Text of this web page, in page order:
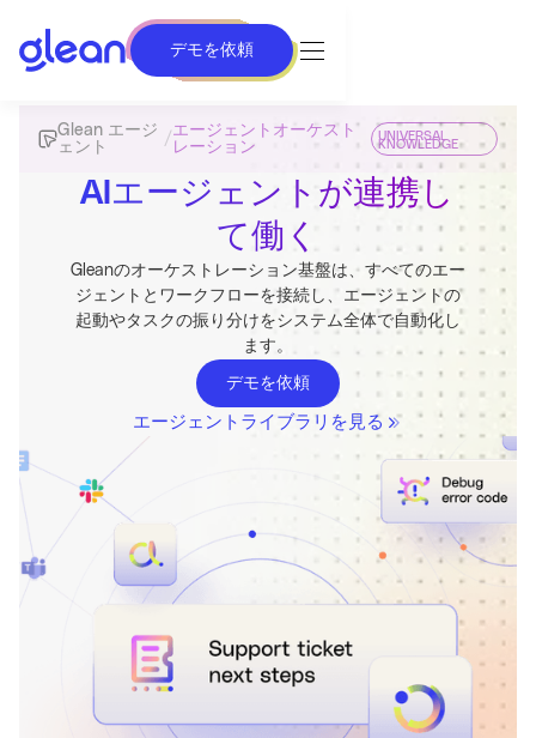
デモを依頼
Glean エージ
ェント
/エージェントオーケスト
レーション
UNIVERSAL
KNOWLEDGE
AIエージェントが連携し
て働く
Gleanのオーケストレーション基盤は、すべてのエー
ジェントとワークフローを接続し、エージェントの
起動やタスクの振り分けをシステム全体で自動化し
ます。
デモを依頼
エージェントライブラリを見る